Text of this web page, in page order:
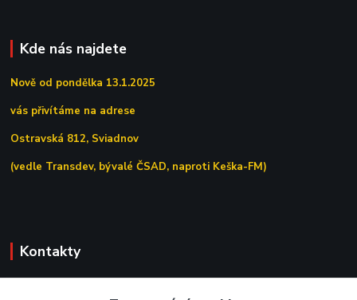
Kde nás najdete
Nově od pondělka 13.1.2025
vás přivítáme na adrese
Ostravská 812, Sviadnov
(vedle Transdev, bývalé ČSAD, naproti Keška-FM)
Kontakty